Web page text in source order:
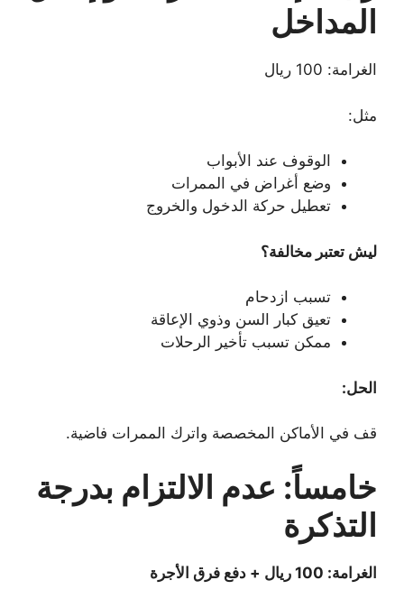
المداخل
الغرامة: 100 ريال
مثل:
الوقوف عند الأبواب
وضع أغراض في الممرات
تعطيل حركة الدخول والخروج
ليش تعتبر مخالفة؟
تسبب ازدحام
تعيق كبار السن وذوي الإعاقة
ممكن تسبب تأخير الرحلات
الحل:
قف في الأماكن المخصصة واترك الممرات فاضية.
خامساً: عدم الالتزام بدرجة
التذكرة
الغرامة: 100 ريال + دفع فرق الأجرة